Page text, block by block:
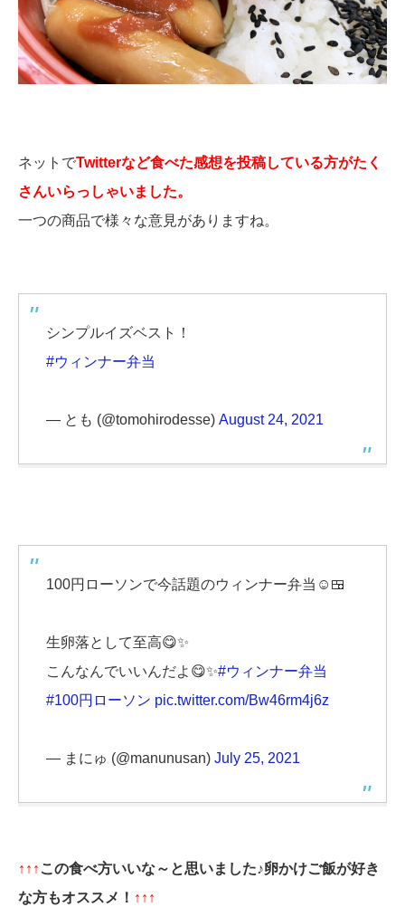
ネットでTwitterなど食べた感想を投稿している方がたく
さんいらっしゃいました。
一つの商品で様々な意見がありますね。
シンプルイズベスト！
#ウィンナー弁当
— とも (@tomohirodesse) August 24, 2021
100円ローソンで今話題のウィンナー弁当☺️🍱
生卵落として至高😋✨
こんなんでいいんだよ😋✨#ウィンナー弁当
#100円ローソン pic.twitter.com/Bw46rm4j6z
— まにゅ (@manunusan) July 25, 2021
↑↑↑ この食べ方いいな～と思いました♪卵かけご飯が好き
な方もオススメ！ ↑↑↑